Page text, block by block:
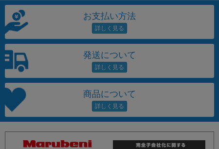
お支払い方法
発送について
商品について